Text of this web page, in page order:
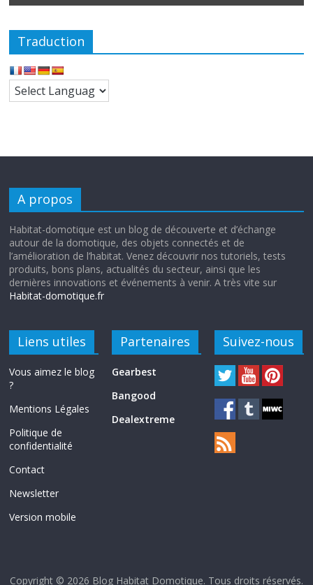
Traduction
A propos
Habitat-domotique est un blog de découverte et d’échange
autour de la domotique, des objets connectés et de
l’amélioration de l’habitat. Venez découvrir nos tutoriels, tests
produits, bons plans, actualités du secteur, ainsi que les
dernières innovations et événements à venir. A très vite sur
Habitat-domotique.fr
Liens utiles
Vous aimez le blog
?
Mentions Légales
Politique de
confidentialité
Contact
Newsletter
Version mobile
Partenaires
Gearbest
Bangood
Dealextreme
Suivez-nous
Copyright © 2026 Blog Habitat Domotique. Tous droits réservés.